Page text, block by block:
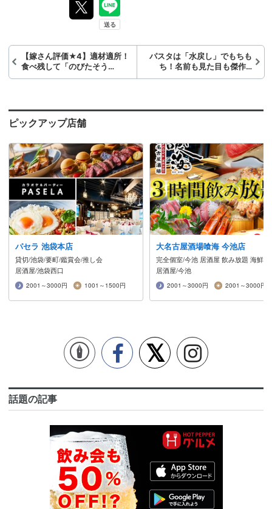
【嫁さん評価★4】適材適所！
食べ残して「のびたそう…
パスタは「水戻し」でもちも
ち！名前も見た目も傑作…
話題の記事